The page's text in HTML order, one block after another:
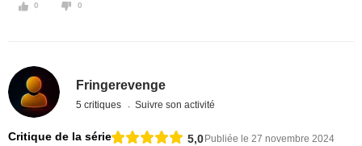
0 0
Fringerevenge
5 critiques Suivre son activité
Critique de la série 5,0 Publiée le 27 novembre 2024